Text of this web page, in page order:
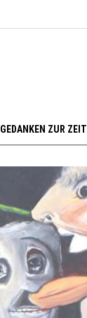
GEDANKEN ZUR ZEIT